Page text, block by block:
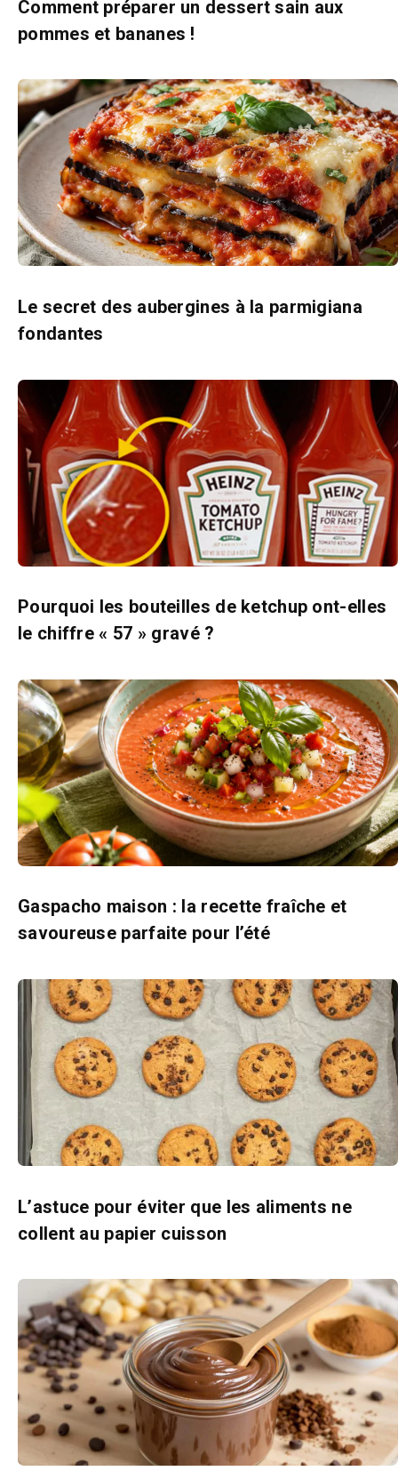
Comment préparer un dessert sain aux
pommes et bananes !
Le secret des aubergines à la parmigiana
fondantes
Pourquoi les bouteilles de ketchup ont-elles
le chiffre « 57 » gravé ?
Gaspacho maison : la recette fraîche et
savoureuse parfaite pour l’été
L’astuce pour éviter que les aliments ne
collent au papier cuisson